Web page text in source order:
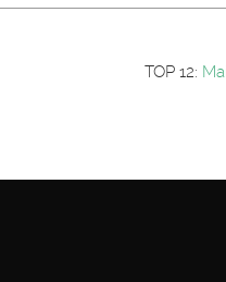
TOP 12: